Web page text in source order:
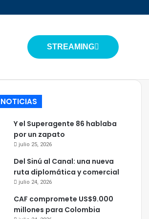
STREAMING
Y el Superagente 86 hablaba
por un zapato
julio 25, 2026
Del Sinú al Canal: una nueva
ruta diplomática y comercial
julio 24, 2026
CAF compromete US$9.000
millones para Colombia